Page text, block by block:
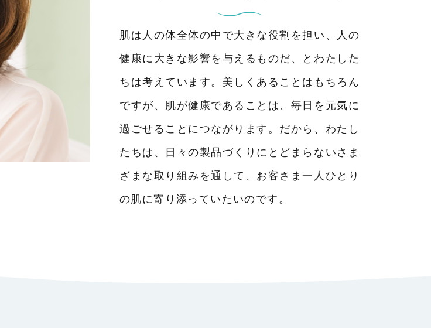
肌は人の体全体の中で大きな役割を担い、人の
健康に大きな影響を与えるものだ、とわたした
ちは考えています。美しくあることはもちろん
ですが、肌が健康であることは、毎日を元気に
過ごせることにつながります。だから、わたし
たちは、日々の製品づくりにとどまらないさま
ざまな取り組みを通して、お客さま一人ひとり
の肌に寄り添っていたいのです。